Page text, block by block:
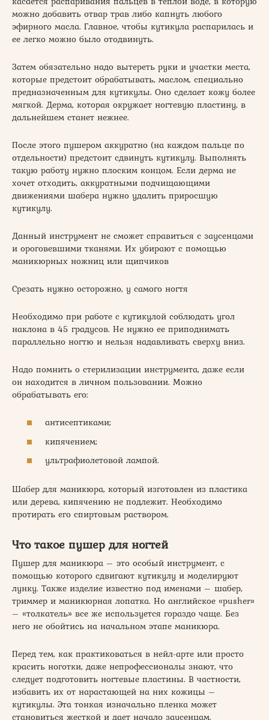
можно добавить отвар трав либо капнуть любого
эфирного масла. Главное, чтобы кутикула распарилась и
ее легко можно было отодвинуть.
Затем обязательно надо вытереть руки и участки места,
которые предстоит обрабатывать, маслом, специально
предназначенным для кутикулы. Оно сделает кожу более
мягкой. Дерма, которая окружает ногтевую пластину, в
дальнейшем станет нежнее.
После этого пушером аккуратно (на каждом пальце по
отдельности) предстоит сдвинуть кутикулу. Выполнять
такую работу нужно плоским концом. Если дерма не
хочет отходить, аккуратными подчищающими
движениями шабера нужно удалить приросшую
кутикулу.
Данный инструмент не сможет справиться с заусенцами
и ороговевшими тканями. Их убирают с помощью
маникюрных ножниц или щипчиков
Срезать нужно осторожно, у самого ногтя
Необходимо при работе с кутикулой соблюдать угол
наклона в 45 градусов. Не нужно ее приподнимать
параллельно ногтю и нельзя надавливать сверху вниз.
Надо помнить о стерилизации инструмента, даже если
он находится в личном пользовании. Можно
обрабатывать его:
антисептиками;
кипячением;
ультрафиолетовой лампой.
Шабер для маникюра, который изготовлен из пластика
или дерева, кипячению не подлежит. Необходимо
протирать его спиртовым раствором.
Что такое пушер для ногтей
Пушер для маникюра – это особый инструмент, с
помощью которого сдвигают кутикулу и моделируют
лунку. Также изделие известно под именами – шабер,
триммер и маникюрная лопатка. Но английское «pusher»
– «толкатель» все же используется гораздо чаще. Без
него не обойтись на начальном этапе маникюра.
Перед тем, как практиковаться в нейл-арте или просто
красить ноготки, даже непрофессионалы знают, что
следует подготовить ногтевые пластины. В частности,
избавить их от нарастающей на них кожицы –
кутикулы. Эта тонкая изначально пленка может
становиться жесткой и дает начало заусенцам.